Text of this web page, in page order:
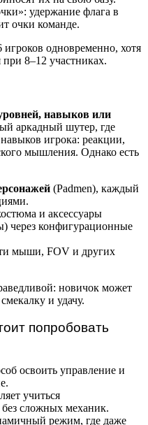
удержание флага в
очки команде.
одновременно, хотя
8–12 участниках.
навыков или
аркадный шутер, где
игрока: реакции,
мышления. Однако есть
(Padmen), каждый
и аксессуары
через конфигурационные
мыши, FOV и других
новичок может
и удачу.
попробовать
освоить управление и
учиться
сложных механик.
режим, где даже